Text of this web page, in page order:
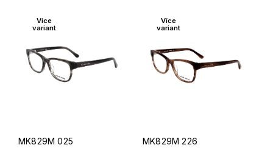
Nejdražší
Abecedně
Více
variant
MK829M 025
Více
variant
MK829M 226